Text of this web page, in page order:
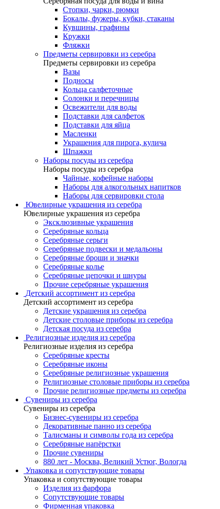
Стопки, чарки, рюмки
Бокалы, фужеры, кубки, стаканы
Кувшины, графины
Кружки
Фляжки
Предметы сервировки из серебра
Предметы сервировки из серебра
Вазы
Подносы
Кольца салфеточные
Солонки и перечницы
Освежители для воды
Подставки для салфеток
Подставки для яйца
Масленки
Украшения для пирога, кулича
Шпажки
Наборы посуды из серебра
Наборы посуды из серебра
Чайные, кофейные наборы
Наборы для алкогольных напитков
Наборы для сервировки стола
Ювелирные украшения из серебра
Ювелирные украшения из серебра
Эксклюзивные украшения
Серебряные кольца
Серебряные серьги
Серебряные подвески и медальоны
Серебряные броши и значки
Серебряные колье
Серебряные цепочки и шнуры
Прочие серебряные украшения
Детский ассортимент из серебра
Детский ассортимент из серебра
Детские украшения из серебра
Детские столовые приборы из серебра
Детская посуда из серебра
Религиозные изделия из серебра
Религиозные изделия из серебра
Серебряные кресты
Серебряные иконы
Серебряные религиозные украшения
Религиозные столовые приборы из серебра
Прочие религиозные предметы из серебра
Сувениры из серебра
Сувениры из серебра
Бизнес-сувениры из серебра
Декоративные панно из серебра
Талисманы и символы года из серебра
Серебряные напёрстки
Прочие сувениры
880 лет - Москва, Великий Устюг, Вологда
Упаковка и сопутствующие товары
Упаковка и сопутствующие товары
Изделия из фарфора
Сопутствующие товары
Фирменная упаковка